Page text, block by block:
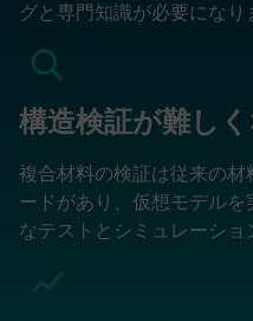
グと専門知識が必要になり
構造検証が難し
複合材料の検証は従来の
ードがあり、仮想モデル
なテストとシミュレーショ